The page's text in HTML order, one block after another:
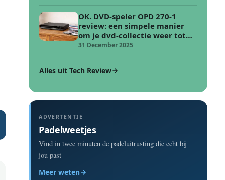
OK. DVD-speler OPD 270-1
review: een simpele manier
om je dvd-collectie weer tot
leven te wekken
31 December 2025
Alles uit Tech Review
ADVERTENTIE
Padelweetjes
Vind in twee minuten de padeluitrusting die echt bij
jou past
Meer weten